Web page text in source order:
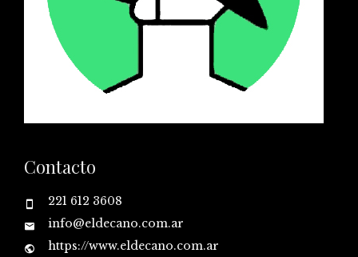
Contacto
221 612 3608
info@eldecano.com.ar
https://www.eldecano.com.ar